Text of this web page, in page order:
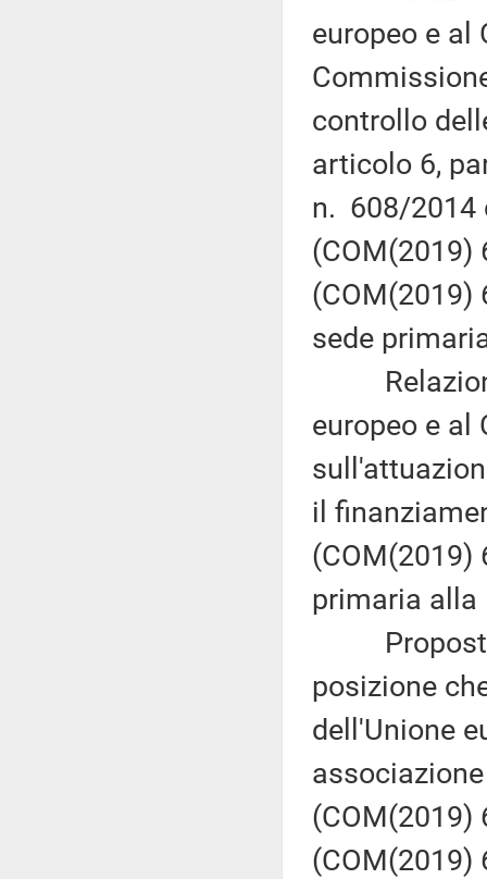
europeo e al
controllo
articolo 6,
n. 608/2014
(COM(2019)
(COM(2019)
sede
Relazione
europeo e al
il
(COM(2019)
primaria alla
Proposta
posizione
dell'Unione
(COM(2019)
(COM(2019)